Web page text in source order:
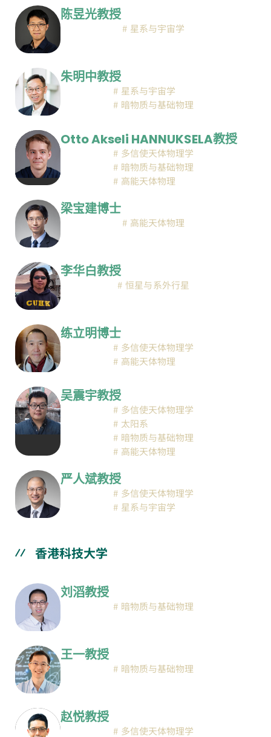
陈昱光教授
星系与宇宙学
朱明中教授
星系与宇宙学
暗物质与基础物理
Otto Akseli HANNUKSELA教授
多信使天体物理学
暗物质与基础物理
高能天体物理
梁宝建博士
高能天体物理
李华白教授
恒星与系外行星
练立明博士
多信使天体物理学
高能天体物理
吴震宇教授
多信使天体物理学
太阳系
暗物质与基础物理
高能天体物理
严人斌教授
多信使天体物理学
星系与宇宙学
香港科技大学
刘滔教授
暗物质与基础物理
王一教授
暗物质与基础物理
赵悦教授
多信使天体物理学